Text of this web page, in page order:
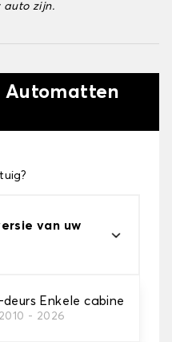
auto zijn.
Automatten
van uw
Enkele cabine
- 2026